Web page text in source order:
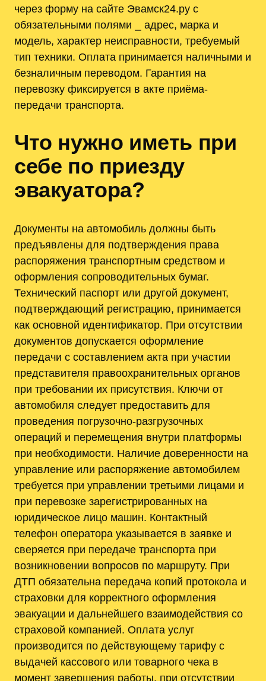
через форму на сайте Эвамск24.ру с
обязательными полями ⎯ адрес, марка и
модель, характер неисправности, требуемый
тип техники. Оплата принимается наличными и
безналичным переводом. Гарантия на
перевозку фиксируется в акте приёма-
передачи транспорта.
Что нужно иметь при
себе по приезду
эвакуатора?
Документы на автомобиль должны быть
предъявлены для подтверждения права
распоряжения транспортным средством и
оформления сопроводительных бумаг.
Технический паспорт или другой документ,
подтверждающий регистрацию, принимается
как основной идентификатор. При отсутствии
документов допускается оформление
передачи с составлением акта при участии
представителя правоохранительных органов
при требовании их присутствия. Ключи от
автомобиля следует предоставить для
проведения погрузочно‑разгрузочных
операций и перемещения внутри платформы
при необходимости. Наличие доверенности на
управление или распоряжение автомобилем
требуется при управлении третьими лицами и
при перевозке зарегистрированных на
юридическое лицо машин. Контактный
телефон оператора указывается в заявке и
сверяется при передаче транспорта при
возникновении вопросов по маршруту. При
ДТП обязательна передача копий протокола и
страховки для корректного оформления
эвакуации и дальнейшего взаимодействия со
страховой компанией. Оплата услуг
производится по действующему тарифу с
выдачей кассового или товарного чека в
момент завершения работы, при отсутствии